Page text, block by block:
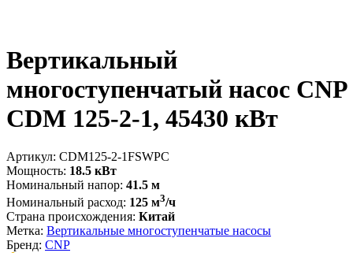
Вертикальный
многоступенчатый насос CNP
CDM 125-2-1, 45430 кВт
Артикул: CDM125-2-1FSWPC
Мощность: 18.5 кВт
Номинальный напор: 41.5 м
Номинальный расход: 125 м3/ч
Страна происхождения: Китай
Метка: Вертикальные многоступенчатые насосы
Бренд: CNP